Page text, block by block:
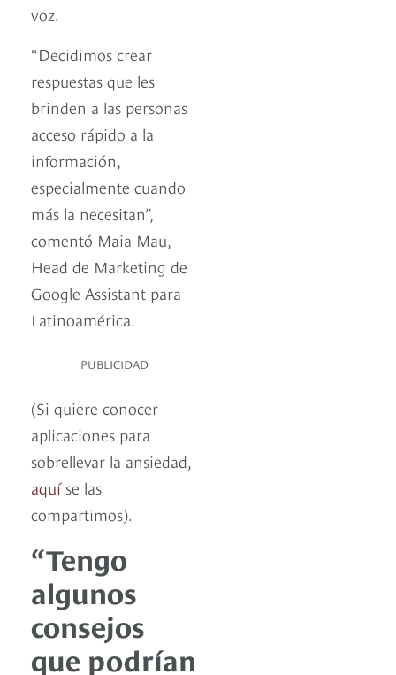
voz.
“Decidimos crear
respuestas que les
brinden a las personas
acceso rápido a la
información,
especialmente cuando
más la necesitan”,
comentó Maia Mau,
Head de Marketing de
Google Assistant para
Latinoamérica.
PUBLICIDAD
(Si quiere conocer
aplicaciones para
sobrellevar la ansiedad,
aquíse las
compartimos).
“Tengo
algunos
consejos
que podrían